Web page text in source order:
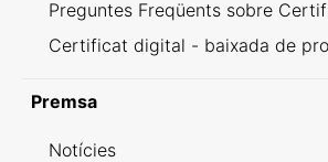
Preguntes Freqüents sobre
Certificat digital - baixada de
Premsa
Notícies